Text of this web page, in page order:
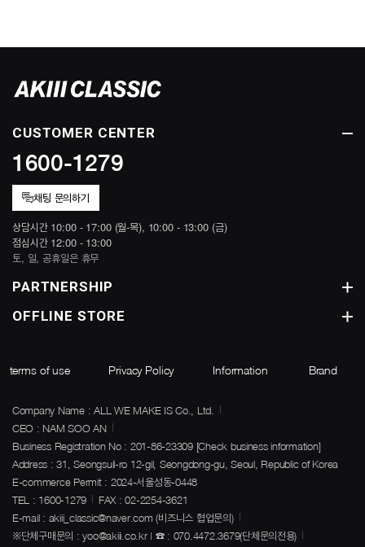
CUSTOMER CENTER
1600-1279
채팅 문의하기
상담시간 10:00 - 17:00 (월-목), 10:00 - 13:00 (금)
점심시간 12:00 - 13:00
토, 일, 공휴일은 휴무
PARTNERSHIP
OFFLINE STORE
terms of use Privacy Policy Information Brand
Company Name : ALL WE MAKE IS Co., Ltd.
CEO : NAM SOO AN
Business Registration No : 201-86-23309 [Check business information]
Address : 31, Seongsuil-ro 12-gil, Seongdong-gu, Seoul, Republic of Korea
E-commerce Permit : 2024-서울성동-0448
TEL : 1600-1279
FAX : 02-2254-3621
E-mail : akiii_classic@naver.com (비즈니스 협업문의)
※단체구매문의 : yoo@akiii.co.kr | ☎ : 070.4472.3679(단체문의전용)